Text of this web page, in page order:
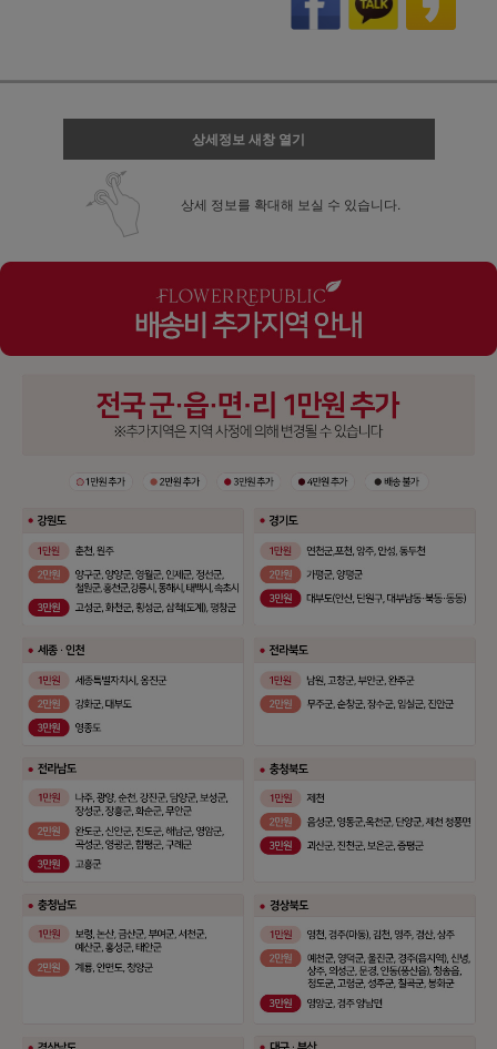
상세정보 새창 열기
상세 정보를 확대해 보실 수 있습니다.